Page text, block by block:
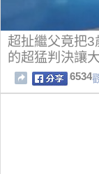
超扯繼父竟把
的超猛判決讓
6534